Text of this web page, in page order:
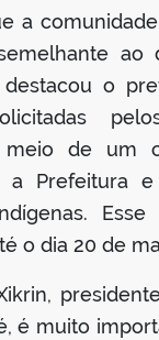
a
ao
destacou o
meio de um
a Prefeitura e
o dia 20 de
é muito